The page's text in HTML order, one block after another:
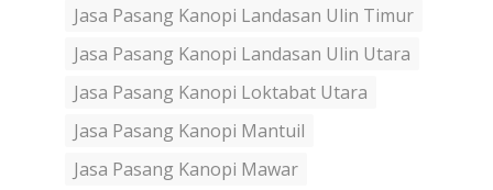
Jasa Pasang Kanopi Landasan Ulin Timur
Jasa Pasang Kanopi Landasan Ulin Utara
Jasa Pasang Kanopi Loktabat Utara
Jasa Pasang Kanopi Mantuil
Jasa Pasang Kanopi Mawar